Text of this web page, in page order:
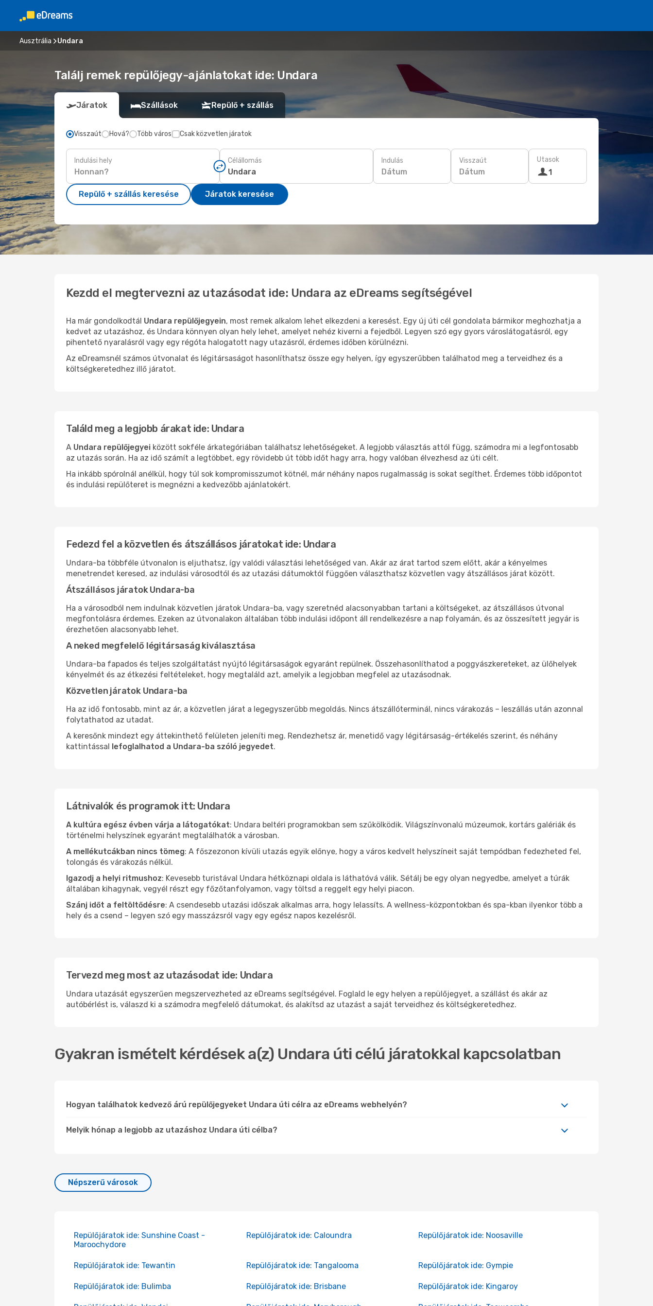
Ausztrália Undara
Találj remek repülőjegy-ajánlatokat ide: Undara
Járatok Szállások Repülő + szállás
Visszaút Hová? Több város Csak közvetlen járatok
Indulási hely Célállomás Indulás
Dátum
Visszaút
Dátum
Utasok
1
Repülő + szállás keresése Járatok keresése
Kezdd el megtervezni az utazásodat ide: Undara az eDreams segítségével
Ha már gondolkodtál Undara repülőjegyein, most remek alkalom lehet elkezdeni a keresést. Egy új úti cél gondolata bármikor meghozhatja a
kedvet az utazáshoz, és Undara könnyen olyan hely lehet, amelyet nehéz kiverni a fejedből. Legyen szó egy gyors városlátogatásról, egy
pihentető nyaralásról vagy egy régóta halogatott nagy utazásról, érdemes időben körülnézni.
Az eDreamsnél számos útvonalat és légitársaságot hasonlíthatsz össze egy helyen, így egyszerűbben találhatod meg a terveidhez és a
költségkeretedhez illő járatot.
Találd meg a legjobb árakat ide: Undara
A Undara repülőjegyei között sokféle árkategóriában találhatsz lehetőségeket. A legjobb választás attól függ, számodra mi a legfontosabb
az utazás során. Ha az idő számít a legtöbbet, egy rövidebb út több időt hagy arra, hogy valóban élvezhesd az úti célt.
Ha inkább spórolnál anélkül, hogy túl sok kompromisszumot kötnél, már néhány napos rugalmasság is sokat segíthet. Érdemes több időpontot
és indulási repülőteret is megnézni a kedvezőbb ajánlatokért.
Fedezd fel a közvetlen és átszállásos járatokat ide: Undara
Undara-ba többféle útvonalon is eljuthatsz, így valódi választási lehetőséged van. Akár az árat tartod szem előtt, akár a kényelmes
menetrendet keresed, az indulási városodtól és az utazási dátumoktól függően választhatsz közvetlen vagy átszállásos járat között.
Átszállásos járatok Undara-ba
Ha a városodból nem indulnak közvetlen járatok Undara-ba, vagy szeretnéd alacsonyabban tartani a költségeket, az átszállásos útvonal
megfontolásra érdemes. Ezeken az útvonalakon általában több indulási időpont áll rendelkezésre a nap folyamán, és az összesített jegyár is
érezhetően alacsonyabb lehet.
A neked megfelelő légitársaság kiválasztása
Undara-ba fapados és teljes szolgáltatást nyújtó légitársaságok egyaránt repülnek. Összehasonlíthatod a poggyászkereteket, az ülőhelyek
kényelmét és az étkezési feltételeket, hogy megtaláld azt, amelyik a legjobban megfelel az utazásodnak.
Közvetlen járatok Undara-ba
Ha az idő fontosabb, mint az ár, a közvetlen járat a legegyszerűbb megoldás. Nincs átszállóterminál, nincs várakozás – leszállás után azonnal
folytathatod az utadat.
A keresőnk mindezt egy áttekinthető felületen jeleníti meg. Rendezhetsz ár, menetidő vagy légitársaság-értékelés szerint, és néhány
kattintással lefoglalhatod a Undara-ba szóló jegyedet.
Látnivalók és programok itt: Undara
A kultúra egész évben várja a látogatókat: Undara beltéri programokban sem szűkölködik. Világszínvonalú múzeumok, kortárs galériák és
történelmi helyszínek egyaránt megtalálhatók a városban.
A mellékutcákban nincs tömeg: A főszezonon kívüli utazás egyik előnye, hogy a város kedvelt helyszíneit saját tempódban fedezheted fel,
tolongás és várakozás nélkül.
Igazodj a helyi ritmushoz: Kevesebb turistával Undara hétköznapi oldala is láthatóvá válik. Sétálj be egy olyan negyedbe, amelyet a túrák
általában kihagynak, vegyél részt egy főzőtanfolyamon, vagy töltsd a reggelt egy helyi piacon.
Szánj időt a feltöltődésre: A csendesebb utazási időszak alkalmas arra, hogy lelassíts. A wellness-központokban és spa-kban ilyenkor több a
hely és a csend – legyen szó egy masszázsról vagy egy egész napos kezelésről.
Tervezd meg most az utazásodat ide: Undara
Undara utazását egyszerűen megszervezheted az eDreams segítségével. Foglald le egy helyen a repülőjegyet, a szállást és akár az
autóbérlést is, válaszd ki a számodra megfelelő dátumokat, és alakítsd az utazást a saját terveidhez és költségkeretedhez.
Gyakran ismételt kérdések a(z) Undara úti célú járatokkal kapcsolatban
Hogyan találhatok kedvező árú repülőjegyeket Undara úti célra az eDreams webhelyén?
Melyik hónap a legjobb az utazáshoz Undara úti célba?
Népszerű városok
Repülőjáratok ide: Sunshine Coast -
Maroochydore
Repülőjáratok ide: Caloundra Repülőjáratok ide: Noosaville
Repülőjáratok ide: Tewantin Repülőjáratok ide: Tangalooma Repülőjáratok ide: Gympie
Repülőjáratok ide: Bulimba Repülőjáratok ide: Brisbane Repülőjáratok ide: Kingaroy